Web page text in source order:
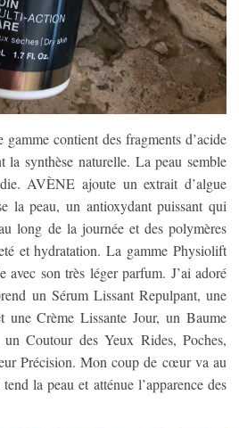
gamme contient des fragments d’acide
la synthèse naturelle. La peau semble
AVÈNE ajoute un extrait d’algue
la peau, un antioxydant puissant qui
long de la journée et des polymères
et hydratation. La gamme Physiolift
avec son très léger parfum. J’ai adoré
un Sérum Lissant Repulpant, une
une Crème Lissante Jour, un Baume
Coutour des Yeux Rides, Poches,
Précision. Mon coup de cœur va au
la peau et atténue l’apparence des